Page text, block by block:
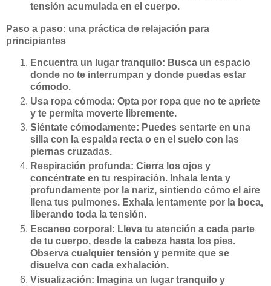
tensión acumulada en el cuerpo.
Paso a paso: una práctica de relajación para
principiantes
Encuentra un lugar tranquilo: Busca un espacio
donde no te interrumpan y donde puedas estar
cómodo.
Usa ropa cómoda: Opta por ropa que no te apriete
y te permita moverte libremente.
Siéntate cómodamente: Puedes sentarte en una
silla con la espalda recta o en el suelo con las
piernas cruzadas.
Respiración profunda: Cierra los ojos y
concéntrate en tu respiración. Inhala lenta y
profundamente por la nariz, sintiendo cómo el aire
llena tus pulmones. Exhala lentamente por la boca,
liberando toda la tensión.
Escaneo corporal: Lleva tu atención a cada parte
de tu cuerpo, desde la cabeza hasta los pies.
Observa cualquier tensión y permite que se
disuelva con cada exhalación.
Visualización: Imagina un lugar tranquilo y